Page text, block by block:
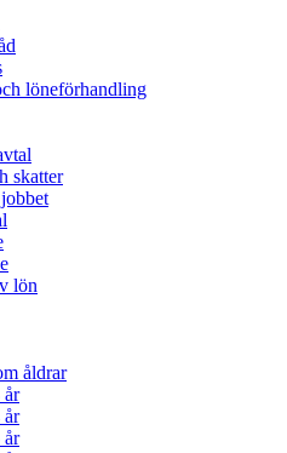
löneförhandling
skatter
lön
åldrar
år
år
år